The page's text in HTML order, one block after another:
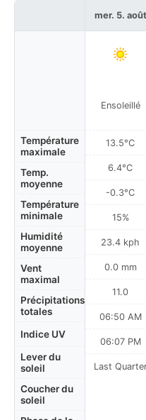
Température
maximale
Temp.
moyenne
Température
minimale
Humidité
moyenne
Vent
maximal
Précipitations
totales
Indice UV
Lever du
soleil
Coucher du
soleil
mer. 5. août
Ensoleillé
13.5°C
6.4°C
-0.3°C
15%
23.4 kph
0.0 mm
11.0
06:50 AM
06:07 PM
Last